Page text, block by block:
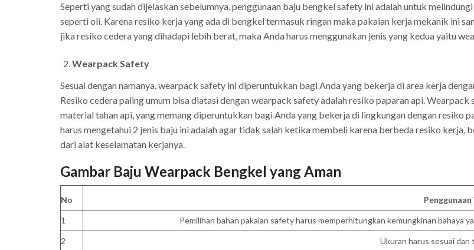
Seperti yang sudah dijelaskan sebelumnya, penggunaan baju bengkel safety ini adalah untuk
seperti oli. Karena resiko kerja yang ada di bengkel termasuk ringan maka pakaian kerja mekanik ini
jika resiko cedera yang dihadapi lebih berat, maka Anda harus menggunakan jenis yang kedua yaitu
Wearpack Safety
Sesuai dengan namanya, wearpack safety ini diperuntukkan bagi Anda yang bekerja di area kerja
Resiko cedera paling umum bisa diatasi dengan wearpack safety adalah resiko paparan api.
material tahan api, yang memang diperuntukkan bagi Anda yang bekerja di lingkungan dengan resiko
harus mengetahui 2 jenis baju ini adalah agar tidak salah ketika membeli karena berbeda resiko kerja,
dari alat keselamatan kerjanya.
Gambar Baju Wearpack Bengkel yang Aman
No
1 Pemilihan bahan pakaian safety harus memperhitungkan kemungkinan bahaya
2 Ukuran harus sesuai dan